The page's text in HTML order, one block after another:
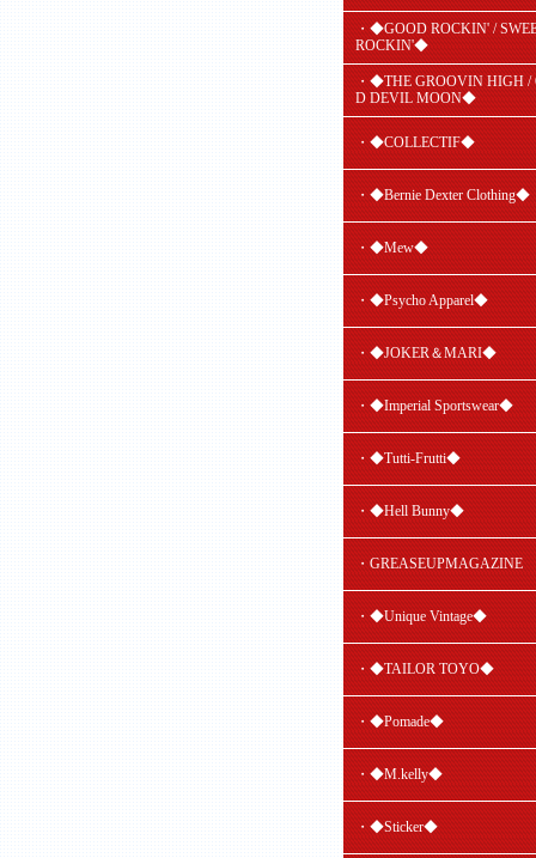
・◆GOOD ROCKIN' /
ROCKIN'◆
・◆THE GROOVIN HIGH /
D DEVIL MOON◆
・◆COLLECTIF◆
・◆Bernie Dexter Clothing◆
・◆Mew◆
・◆Psycho Apparel◆
・◆JOKER＆MARI◆
・◆Imperial Sportswear◆
・◆Tutti-Frutti◆
・◆Hell Bunny◆
・GREASEUPMAGAZINE
・◆Unique Vintage◆
・◆TAILOR TOYO◆
・◆Pomade◆
・◆M.kelly◆
・◆Sticker◆